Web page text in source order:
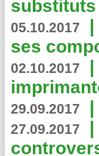
substituts
05.10.2017 |
ses
02.10.2017 |
29.09.2017 |
27.09.2017 |